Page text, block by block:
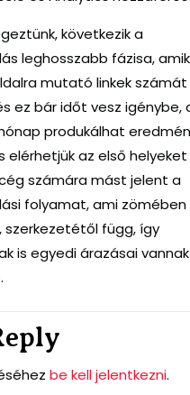
következik a
leghosszabb fázisa,
mutató linkek
ez bár időt vesz igénybe,
produkálhat
elérhetjük az első
számára mást jelent a
folyamat, ami zömében
szerkezetétől függ, így
is egyedi árazásai
be kell jelentkezni.